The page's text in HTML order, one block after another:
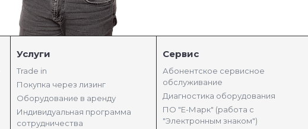
Услуги
Trade in
Покупка через лизинг
Оборудование в аренду
Индивидуальная программа
сотрудничества
Сервис
Абонентское сервисное
обслуживание
Диагностика оборудования
ПО "Е-Марк" (работа с
"Электронным знаком")